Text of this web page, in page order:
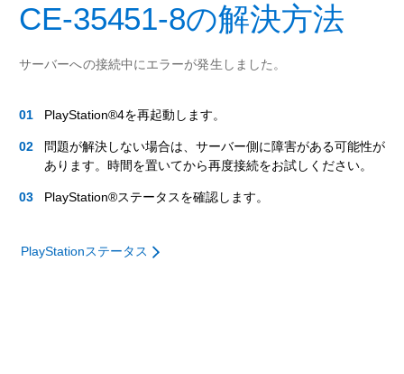
CE-35451-8の解決方法
サーバーへの接続中にエラーが発生しました。
PlayStation®4を再起動します。
問題が解決しない場合は、サーバー側に障害がある可能性が
あります。時間を置いてから再度接続をお試しください。
PlayStation®ステータスを確認します。
PlayStationステータス